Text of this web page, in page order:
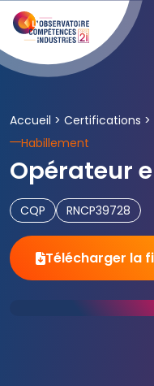
Accueil > Certifications >
Habillement
Opérateur
CQP RNCP39728
Télécharger la